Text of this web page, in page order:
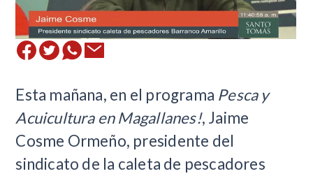
Esta mañana, en el programa Pesca y
Acuicultura en Magallanes!, Jaime
Cosme Ormeño, presidente del
sindicato de la caleta de pescadores